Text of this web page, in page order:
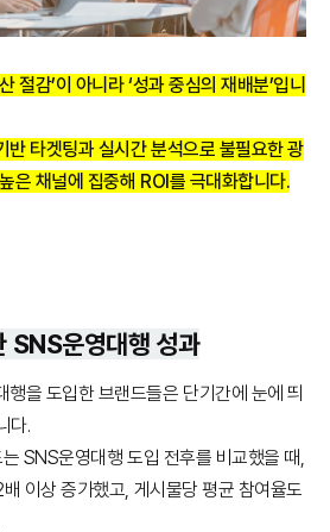
절감’이 아니라 ‘성과 중심의 재배분’입니
반 타겟팅과 실시간 분석으로 불필요한 광
은 채널에 집중해 ROI를 극대화합니다.
SNS운영대행 성과
행을 도입한 브랜드들은 단기간에 눈에 띄
다.
SNS운영대행 도입 전후를 비교했을 때,
이상 증가했고, 게시물당 평균 참여율도